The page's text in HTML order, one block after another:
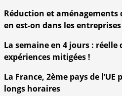
Réduction et
en est-on dans les entreprises
La semaine en 4 jours : réelle
expériences mitigées !
La France, 2ème pays de
longs horaires